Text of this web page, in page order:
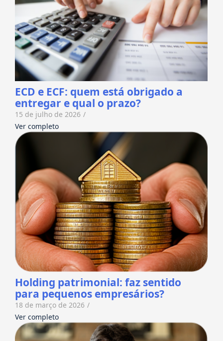
ECD e ECF: quem está obrigado a
entregar e qual o prazo?
15 de julho de 2026 /
Ver completo
Holding patrimonial: faz sentido
para pequenos empresários?
18 de março de 2026 /
Ver completo